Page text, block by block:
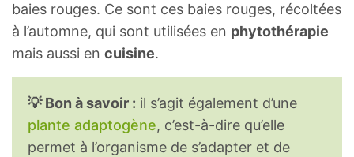
baies rouges. Ce sont ces baies rouges, récoltées
à l’automne, qui sont utilisées en phytothérapie
mais aussi en cuisine.
💡 Bon à savoir : il s’agit également d’une
plante adaptogène, c’est-à-dire qu’elle
permet à l’organisme de s’adapter et de